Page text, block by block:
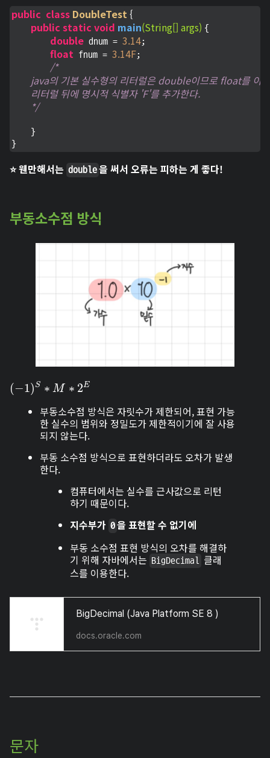
public class DoubleTest {
public static void main(String[] args) {
double dnum = 3.14;
float fnum = 3.14F;
/*
java의 기본 실수형의 리터럴은 double이므로 float를 이
        리터럴 뒤에 명시적 식별자 'F'를 추가한다.
        */
    }
}
⭐ 웬만해서는 double을 써서 오류는 피하는 게 좋다!
부동소수점 방식
(−1)S ∗ M ∗ 2E
(−1)S∗ M∗2E
부동소수점 방식은 자릿수가 제한되어, 표현 가능
한 실수의 범위와 정밀도가 제한적이기에 잘 사용
되지 않는다.
부동 소수점 방식으로 표현하더라도 오차가 발생
한다.
컴퓨터에서는 실수를 근사값으로 리턴
하기 때문이다.
지수부가 0을 표현할 수 없기에
부동 소수점 표현 방식의 오차를 해결하
기 위해 자바에서는 BigDecimal 클래
스를 이용한다.
BigDecimal (Java Platform SE 8 )
docs.oracle.com
문자